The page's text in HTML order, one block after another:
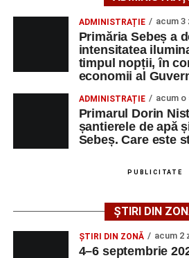
Lista publicată de AJOFM
denumirea posturilor vacante din
contact ale angajatorilor, precum
adrese de e-mail, pentru ca
poată solicita detalii despre
Mai jos puteți consulta lista
muncă disponibile în comuna
august 2026, precum și
OPERATOR LA
ADMINISTRAȚIE acum 3
Primăria Sebeș a
intensitatea
timpul nopții, în
economii al
ADMINISTRAȚIE acum o
Primarul Dorin
șantierele de apă
Sebeș. Care este
PUBLICITATE
ȘTIRI DIN
ȘTIRI DIN ZONĂ acum 2
4–6 septembrie